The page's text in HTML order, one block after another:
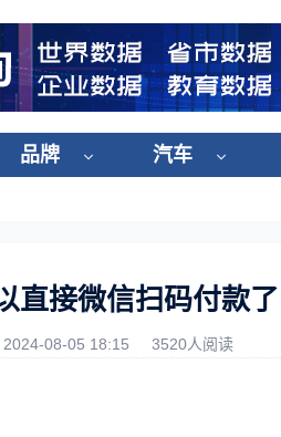
品牌 汽车
直接微信扫码付款了
2024-08-05 18:15 3520人阅读